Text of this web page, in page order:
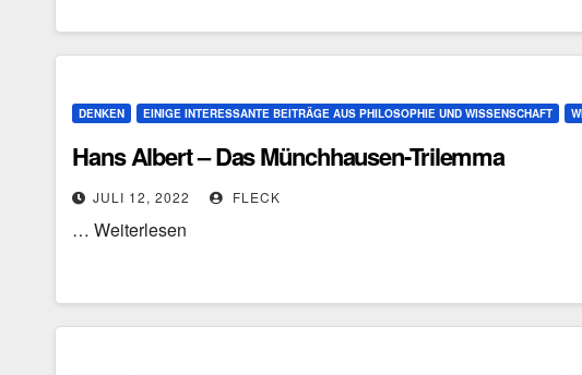
DENKEN EINIGE INTERESSANTE BEITRÄGE AUS PHILOSOPHIE UND WISSENSCHAFT
Hans Albert – Das Münchhausen-Trilemma
JULI 12, 2022 FLECK
… Weiterlesen